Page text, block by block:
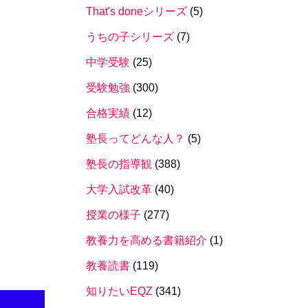
That's doneシリーズ (5)
うちの子シリーズ (7)
中学受験 (25)
受験勉強 (300)
合格実績 (12)
塾長ってどんな人？ (5)
塾長の指導観 (388)
大学入試改革 (40)
授業の様子 (277)
教養力を高める書籍紹介 (1)
教養読書 (119)
知りたいEQZ (341)